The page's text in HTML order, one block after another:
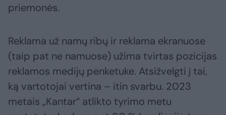
priemonės.
Reklama už namų ribų ir reklama ekranuose
(taip pat ne namuose) užima tvirtas pozicijas
reklamos medijų penketuke. Atsižvelgti į tai,
ką vartotojai vertina – itin svarbu. 2023
metais „Kantar“ atlikto tyrimo metu